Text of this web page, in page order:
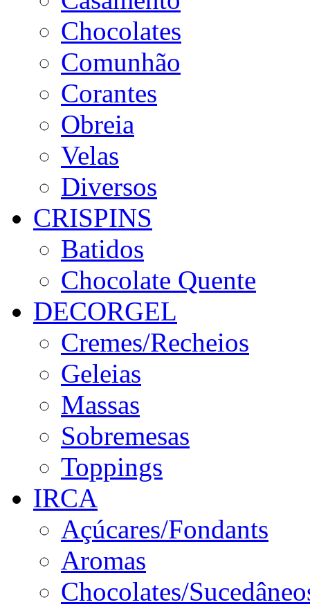
Chocolates
Comunhão
Corantes
Obreia
Velas
Diversos
CRISPINS
Batidos
Chocolate Quente
DECORGEL
Cremes/Recheios
Geleias
Massas
Sobremesas
Toppings
IRCA
Açúcares/Fondants
Aromas
Chocolates/